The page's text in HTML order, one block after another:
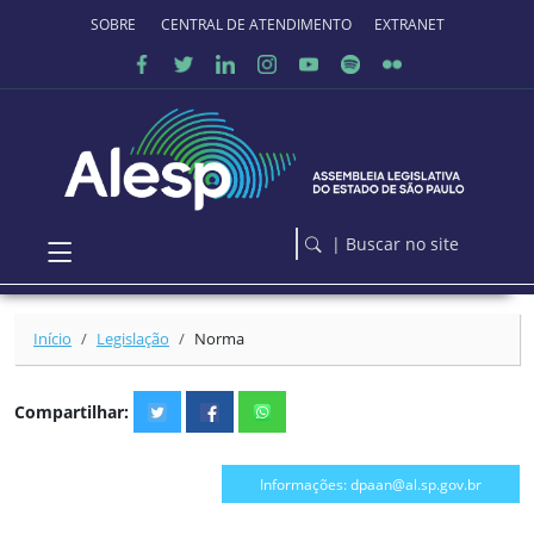
Ir para o conteúdo principal
SOBRE O PORTALCENTRAL DE ATENDIMENTO EXTRANET
| Buscar no site
Início Legislação Norma
Compartilhar:
Informações: dpaan@al.sp.gov.br